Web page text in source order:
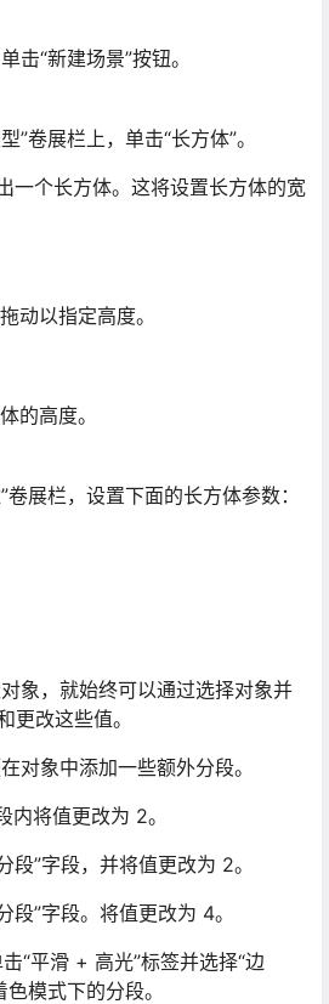
击“新建场景”按钮。
”卷展栏上，单击“长方体”。
一个长方体。这将设置长方体的宽
动以指定高度。
的高度。
卷展栏，设置下面的长方体参数：
象，就始终可以通过选择对象并
更改这些值。
对象中添加一些额外分段。
内将值更改为 2。
段”字段，并将值更改为 2。
”字段。将值更改为 4。
“平滑 + 高光”标签并选择“边
模式下的分段。